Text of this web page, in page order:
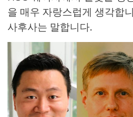
을 매우 자랑스럽게 생각합
사후사는 말합니다.